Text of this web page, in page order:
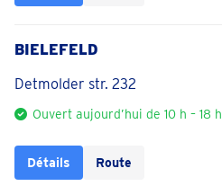
BIELEFELD
Detmolder str. 232
Ouvert aujourd’hui de 10 h – 18 h
Détails Route